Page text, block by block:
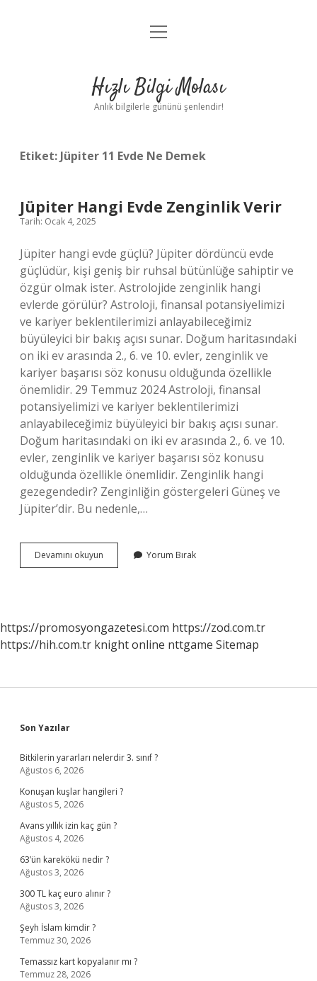
Anasayfa
Yasal Uyarı
menüyü
Hızlı Bilgi Molası
Anlık bilgilerle gününü şenlendir!
Etiket: Jüpiter 11 Evde Ne Demek
Jüpiter Hangi Evde Zenginlik Verir
Tarih: Ocak 4, 2025
Jüpiter hangi evde güçlü? Jüpiter dördüncü evde
güçlüdür, kişi geniş bir ruhsal bütünlüğe sahiptir ve
özgür olmak ister. Astrolojide zenginlik hangi
evlerde görülür? Astroloji, finansal potansiyelimizi
ve kariyer beklentilerimizi anlayabileceğimiz
büyüleyici bir bakış açısı sunar. Doğum haritasındaki
on iki ev arasında 2., 6. ve 10. evler, zenginlik ve
kariyer başarısı söz konusu olduğunda özellikle
önemlidir. 29 Temmuz 2024 Astroloji, finansal
potansiyelimizi ve kariyer beklentilerimizi
anlayabileceğimiz büyüleyici bir bakış açısı sunar.
Doğum haritasındaki on iki ev arasında 2., 6. ve 10.
evler, zenginlik ve kariyer başarısı söz konusu
olduğunda özellikle önemlidir. Zenginlik hangi
gezegendedir? Zenginliğin göstergeleri Güneş ve
Jüpiter’dir. Bu nedenle,…
Devamını okuyun
Hangi
Yorum Bırak
https://promosyongazetesi.com https://zod.com.tr
https://hih.com.tr knight online nttgame Sitemap
Sidebar
Son Yazılar
Bitkilerin yararları nelerdir 3. sınıf ?
Ağustos 6, 2026
Konuşan kuşlar hangileri ?
Ağustos 5, 2026
Avans yıllık izin kaç gün ?
Ağustos 4, 2026
63’ün karekökü nedir ?
Ağustos 3, 2026
300 TL kaç euro alınır ?
Ağustos 3, 2026
Şeyh İslam kimdir ?
Temmuz 30, 2026
Temassız kart kopyalanır mı ?
Temmuz 28, 2026